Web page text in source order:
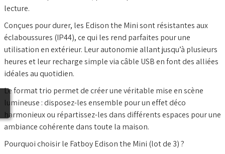
lecture.
Conçues pour durer, les Edison the Mini sont résistantes aux
éclaboussures (IP44), ce qui les rend parfaites pour une
utilisation en extérieur. Leur autonomie allant jusqu’à plusieurs
heures et leur recharge simple via câble USB en font des alliées
idéales au quotidien.
Le format trio permet de créer une véritable mise en scène
lumineuse : disposez-les ensemble pour un effet déco
harmonieux ou répartissez-les dans différents espaces pour une
ambiance cohérente dans toute la maison.
Pourquoi choisir le Fatboy Edison the Mini (lot de 3) ?